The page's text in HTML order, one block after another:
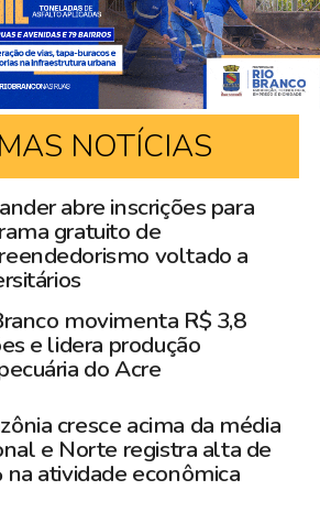
NOTÍCIAS
abre inscrições para
gratuito de
voltado a
movimenta R$ 3,8
e lidera produção
do Acre
cresce acima da média
e Norte registra alta de
na atividade econômica